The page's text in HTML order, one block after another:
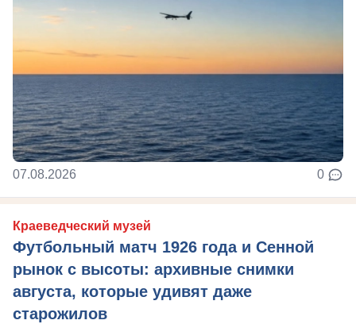
07.08.2026 0
Краеведческий музей
Футбольный матч 1926 года и Сенной
рынок с высоты: архивные снимки
августа, которые удивят даже
старожилов